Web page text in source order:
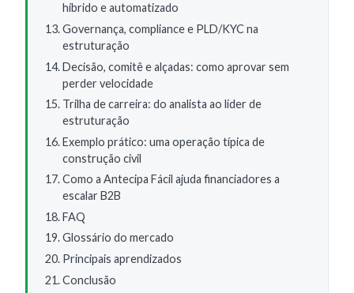
híbrido e automatizado
Governança, compliance e PLD/KYC na
estruturação
Decisão, comitê e alçadas: como aprovar sem
perder velocidade
Trilha de carreira: do analista ao líder de
estruturação
Exemplo prático: uma operação típica de
construção civil
Como a Antecipa Fácil ajuda financiadores a
escalar B2B
FAQ
Glossário do mercado
Principais aprendizados
Conclusão